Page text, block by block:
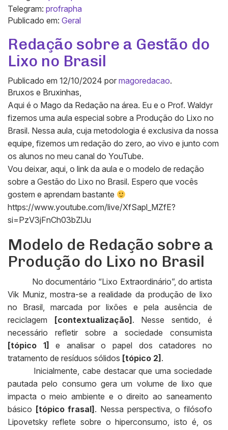
Telegram: profrapha
Publicado em: Geral
Redação sobre a Gestão do
Lixo no Brasil
Publicado em 12/10/2024 por magoredacao.
Bruxos e Bruxinhas,
Aqui é o Mago da Redação na área. Eu e o Prof. Waldyr
fizemos uma aula especial sobre a Produção do Lixo no
Brasil. Nessa aula, cuja metodologia é exclusiva da nossa
equipe, fizemos um redação do zero, ao vivo e junto com
os alunos no meu canal do YouTube.
Vou deixar, aqui, o link da aula e o modelo de redação
sobre a Gestão do Lixo no Brasil. Espero que vocês
gostem e aprendam bastante
https://www.youtube.com/live/XfSapl_MZfE?
si=PzV3jFnCh03bZlJu
Modelo de Redação sobre a
Produção do Lixo no Brasil
No documentário “Lixo Extraordinário”, do artista
Vik Muniz, mostra-se a realidade da produção de lixo
no Brasil, marcada por lixões e pela ausência de
reciclagem
[contextualização] . Nesse sentido, é
necessário refletir sobre a sociedade consumista
[tópico 1]
e analisar o papel dos catadores no
tratamento de resíduos sólidos [tópico 2] .
Inicialmente, cabe destacar que uma sociedade
pautada pelo consumo gera um volume de lixo que
impacta o meio ambiente e o direito ao saneamento
básico [tópico frasal] . Nessa perspectiva, o filósofo
Lipovetsky reflete sobre o hiperconsumo, isto é, os